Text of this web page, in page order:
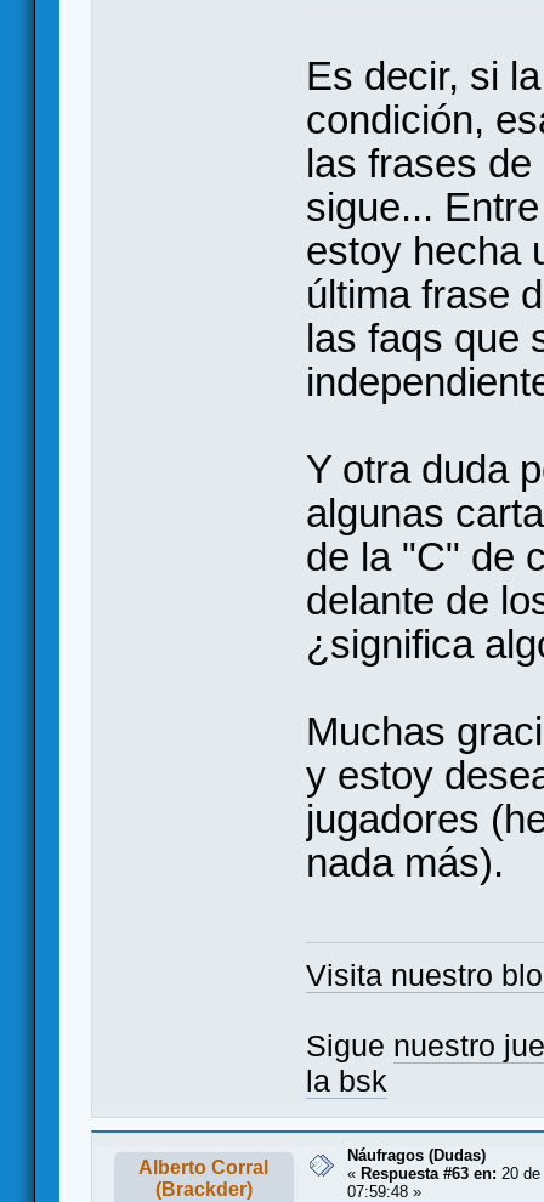
Es decir, si
condición,
las frases
sigue...
estoy hecha
última frase
las faqs que
Y otra duda
algunas
de la "C" de
delante de
¿significa
Muchas
y estoy
jugadores
nada más).
Visita nuestro
Sigue nuestro
la bsk
Alberto Corral
(Brackder)
Náufragos (Dudas)
« Respuesta #63 en: 20
07:59:48 »